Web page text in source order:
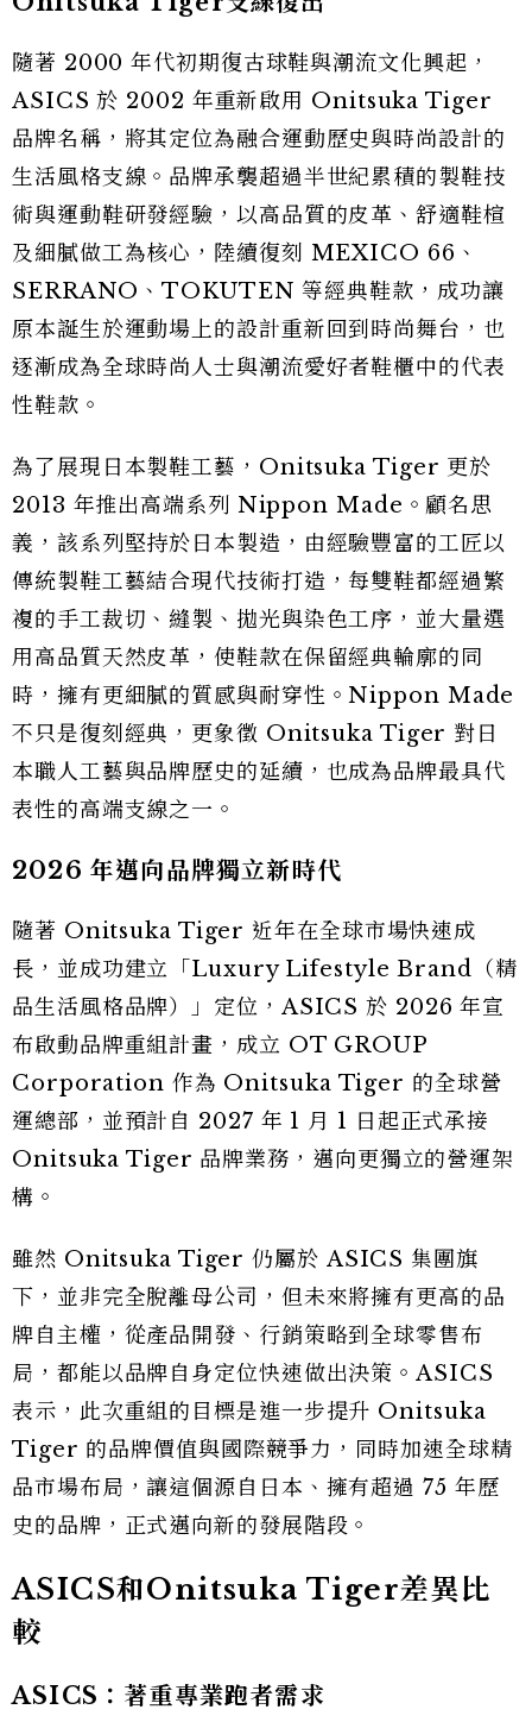
隨著 2000 年代初期復古球鞋與潮流文化興起，
ASICS 於 2002 年重新啟用 Onitsuka Tiger
品牌名稱，將其定位為融合運動歷史與時尚設計的
生活風格支線。品牌承襲超過半世紀累積的製鞋技
術與運動鞋研發經驗，以高品質的皮革、舒適鞋楦
及細膩做工為核心，陸續復刻 MEXICO 66、
SERRANO、TOKUTEN 等經典鞋款，成功讓
原本誕生於運動場上的設計重新回到時尚舞台，也
逐漸成為全球時尚人士與潮流愛好者鞋櫃中的代表
性鞋款。
為了展現日本製鞋工藝，Onitsuka Tiger 更於
2013 年推出高端系列 Nippon Made。顧名思
義，該系列堅持於日本製造，由經驗豐富的工匠以
傳統製鞋工藝結合現代技術打造，每雙鞋都經過繁
複的手工裁切、縫製、拋光與染色工序，並大量選
用高品質天然皮革，使鞋款在保留經典輪廓的同
時，擁有更細膩的質感與耐穿性。Nippon Made
不只是復刻經典，更象徵 Onitsuka Tiger 對日
本職人工藝與品牌歷史的延續，也成為品牌最具代
表性的高端支線之一。
2026 年邁向品牌獨立新時代
隨著 Onitsuka Tiger 近年在全球市場快速成
長，並成功建立「Luxury Lifestyle Brand（精
品生活風格品牌）」定位，ASICS 於 2026 年宣
布啟動品牌重組計畫，成立 OT GROUP
Corporation 作為 Onitsuka Tiger 的全球營
運總部，並預計自 2027 年 1 月 1 日起正式承接
Onitsuka Tiger 品牌業務，邁向更獨立的營運架
構。
雖然 Onitsuka Tiger 仍屬於 ASICS 集團旗
下，並非完全脫離母公司，但未來將擁有更高的品
牌自主權，從產品開發、行銷策略到全球零售布
局，都能以品牌自身定位快速做出決策。ASICS
表示，此次重組的目標是進一步提升 Onitsuka
Tiger 的品牌價值與國際競爭力，同時加速全球精
品市場布局，讓這個源自日本、擁有超過 75 年歷
史的品牌，正式邁向新的發展階段。
ASICS和Onitsuka Tiger差異比
較
ASICS：著重專業跑者需求